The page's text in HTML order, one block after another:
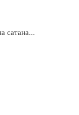
сатана...